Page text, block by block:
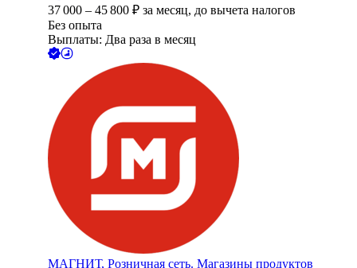
37 000 – 45 800 ₽ за месяц, до вычета налогов
Без опыта
Выплаты: Два раза в месяц
МАГНИТ, Розничная сеть. Магазины продуктов